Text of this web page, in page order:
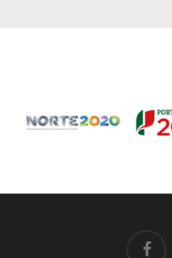
facebook